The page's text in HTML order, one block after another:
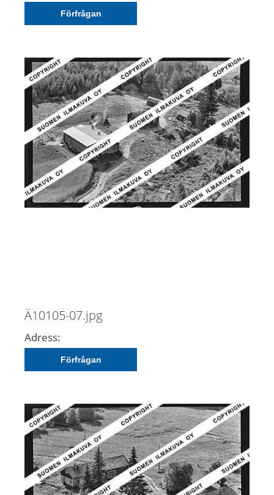
Förfrågan
Ä10105-07.jpg
Adress:
Förfrågan